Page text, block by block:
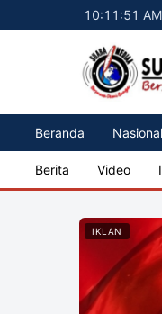
10:11:52
Beranda Nasional
Berita Video
IKLAN